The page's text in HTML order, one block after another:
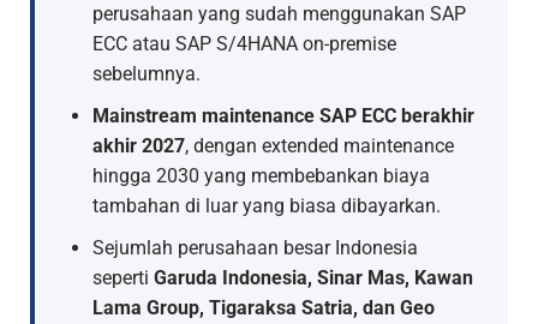
perusahaan yang sudah menggunakan SAP
ECC atau SAP S/4HANA on-premise
sebelumnya.
Mainstream maintenance SAP ECC berakhir
akhir 2027, dengan extended maintenance
hingga 2030 yang membebankan biaya
tambahan di luar yang biasa dibayarkan.
Sejumlah perusahaan besar Indonesia
seperti Garuda Indonesia, Sinar Mas, Kawan
Lama Group, Tigaraksa Satria, dan Geo